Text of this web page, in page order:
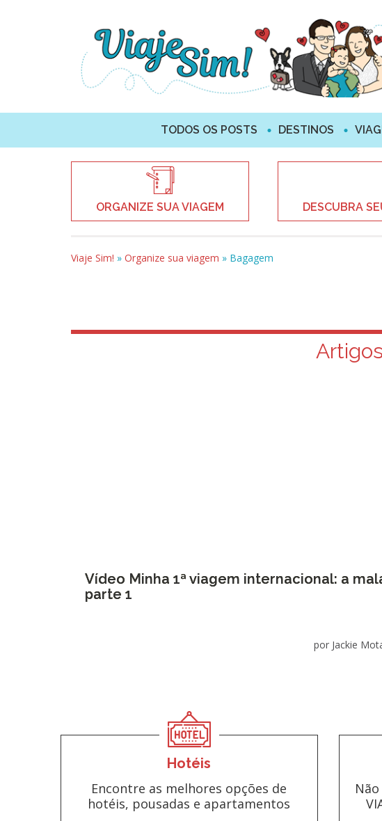
TODOS OS POSTS DESTINOS
ORGANIZE SUA VIAGEM DESCUBRA
Viaje Sim! » Organize sua viagem » Bagagem
Vídeo Minha 1ª viagem internacional: a
parte 1
por Jackie
Hotéis
Encontre as melhores opções de
hotéis, pousadas e apartamentos